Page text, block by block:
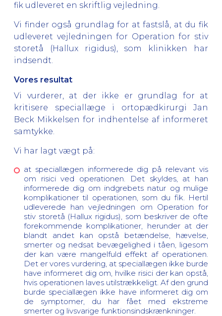
fik udleveret en skriftlig vejledning.
Vi finder også grundlag for at fastslå, at du fik
udleveret vejledningen for Operation for stiv
storetå (Hallux rigidus), som klinikken har
indsendt.
Vores resultat
Vi vurderer, at der ikke er grundlag for at
kritisere speciallæge i ortopædkirurgi Jan
Beck Mikkelsen for indhentelse af informeret
samtykke.
Vi har lagt vægt på:
at speciallægen informerede dig på relevant vis
om risici ved operationen. Det skyldes, at han
informerede dig om indgrebets natur og mulige
komplikationer til operationen, som du fik. Hertil
udleverede han vejledningen om Operation for
stiv storetå (Hallux rigidus), som beskriver de ofte
forekommende komplikationer, herunder at der
blandt andet kan opstå betændelse, hævelse,
smerter og nedsat bevægelighed i tåen, ligesom
der kan være mangelfuld effekt af operationen.
Det er vores vurdering, at speciallægen ikke burde
have informeret dig om, hvilke risici der kan opstå,
hvis operationen laves utilstrækkeligt. Af den grund
burde speciallægen ikke have informeret dig om
de symptomer, du har fået med ekstreme
smerter og livsvarige funktionsindskrænkninger.